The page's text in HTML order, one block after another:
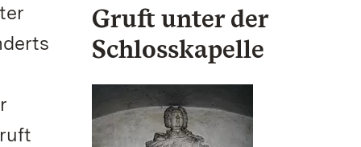
Gruft unter der
Schlosskapelle